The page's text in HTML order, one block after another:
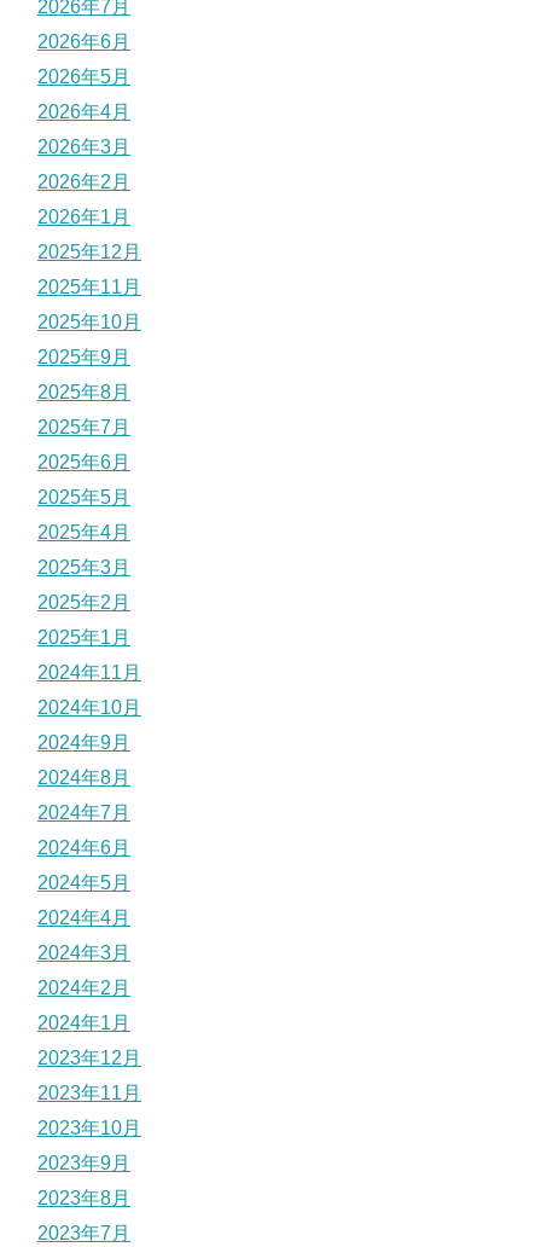
2026年7月
2026年6月
2026年5月
2026年4月
2026年3月
2026年2月
2026年1月
2025年12月
2025年11月
2025年10月
2025年9月
2025年8月
2025年7月
2025年6月
2025年5月
2025年4月
2025年3月
2025年2月
2025年1月
2024年11月
2024年10月
2024年9月
2024年8月
2024年7月
2024年6月
2024年5月
2024年4月
2024年3月
2024年2月
2024年1月
2023年12月
2023年11月
2023年10月
2023年9月
2023年8月
2023年7月